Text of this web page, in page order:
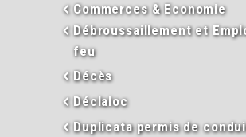
Commerces & Economie
Débroussaillement et
feu
Décès
Déclaloc
Duplicata permis de